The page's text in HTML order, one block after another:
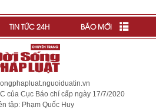
TIN TỨC 24H BÁO MỚI
của Cục Báo chí cấp ngày 17/7/2020
tập: Phạm Quốc Huy